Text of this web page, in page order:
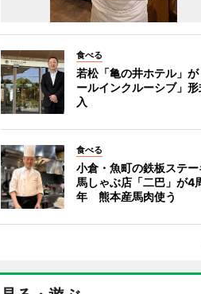
食べる
若松「亀の井ホテル」が
ールインクルーシブ」形
入
食べる
小倉・魚町の鉄板ステー
馬しゃぶ店「二巴」が4
年 熊本産馬肉使う